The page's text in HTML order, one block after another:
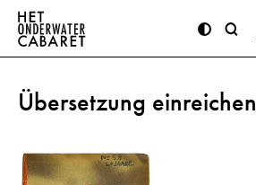
Übersetzung einreichen